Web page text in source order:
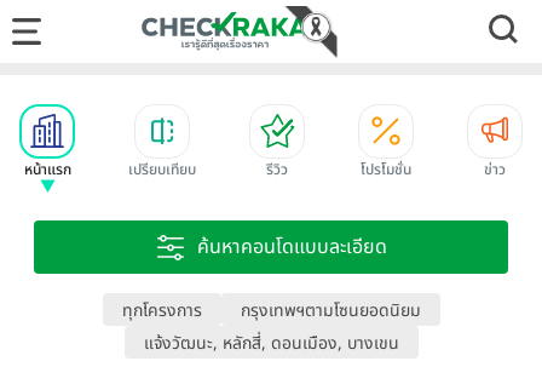
หน้าแรก เปรียบเทียบ รีวิว โปรโมชั่น ข่าว
ค้นหาคอนโดแบบละเอียด
ทุกโครงการ
กรุงเทพฯตามโซนยอดนิยม
แจ้งวัฒนะ, หลักสี่, ดอนเมือง, บางเขน